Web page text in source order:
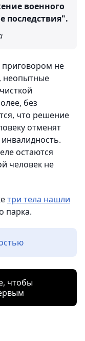
военного
последствия".
не
неопытные
без
что решение
отменят
остаются
человек не
три тела нашли
парка.
чтобы